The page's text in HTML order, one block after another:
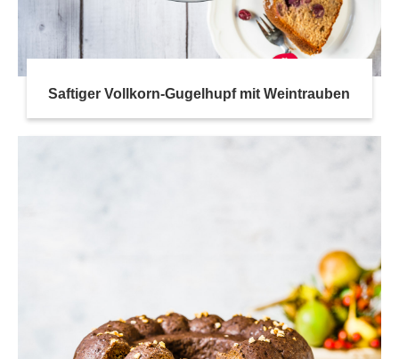
Saftiger Vollkorn-Gugelhupf mit Weintrauben